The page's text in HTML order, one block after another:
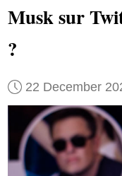
Musk sur
?
22 December